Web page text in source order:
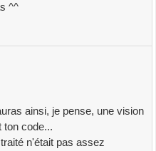
^^
ainsi, je pense, une vision
ton code...
n'était pas assez